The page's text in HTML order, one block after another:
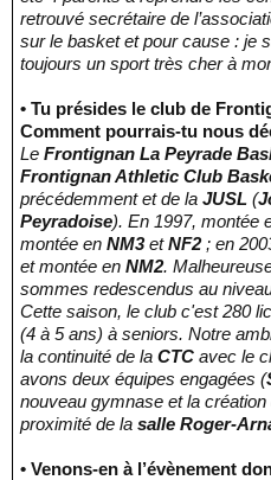
retrouvé secrétaire de
sur le basket et pour cause : je
toujours un sport très cher à
• Tu présides le club de
Comment pourrais-tu nous
Le Frontignan La Peyrade
Frontignan Athletic Club
précédemment et de la JUSL (
Peyradoise). En 1997, montée
montée en NM3etNF2 ; en
et montée en NM2.
sommes redescendus au
Cette saison, le club c'est 280
(4 à 5 ans) à seniors. Notre
la continuité de la CTC avec le
avons deux équipes engagées (
nouveau gymnase et la
proximité de la salle Roger-
• Venons-en à l’évènement